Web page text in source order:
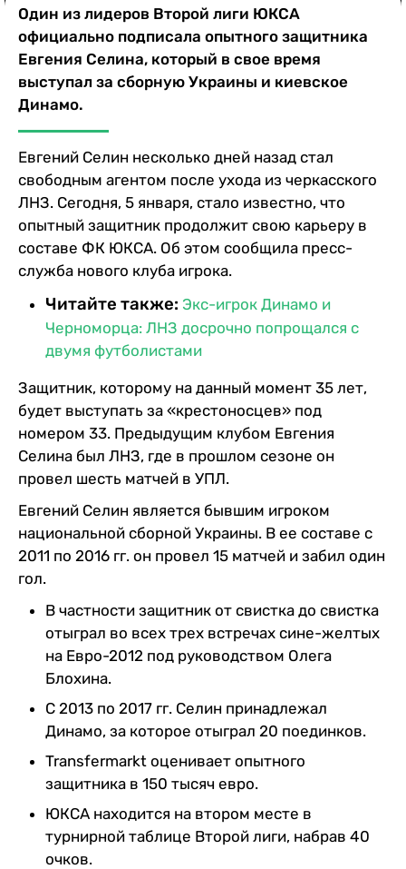
Один из лидеров Второй лиги ЮКСА
официально подписала опытного защитника
Евгения Селина, который в свое время
выступал за сборную Украины и киевское
Динамо.
Евгений Селин несколько дней назад стал
свободным агентом после ухода из черкасского
ЛНЗ. Сегодня, 5 января, стало известно, что
опытный защитник продолжит свою карьеру в
составе ФК ЮКСА. Об этом сообщила пресс-
служба нового клуба игрока.
Читайте также: Экс-игрок Динамо и
Черноморца: ЛНЗ досрочно попрощался с
двумя футболистами
Защитник, которому на данный момент 35 лет,
будет выступать за «крестоносцев» под
номером 33. Предыдущим клубом Евгения
Селина был ЛНЗ, где в прошлом сезоне он
провел шесть матчей в УПЛ.
Евгений Селин является бывшим игроком
национальной сборной Украины. В ее составе с
2011 по 2016 гг. он провел 15 матчей и забил один
гол.
В частности защитник от свистка до свистка
отыграл во всех трех встречах сине-желтых
на Евро-2012 под руководством Олега
Блохина.
С 2013 по 2017 гг. Селин принадлежал
Динамо, за которое отыграл 20 поединков.
Transfermarkt оценивает опытного
защитника в 150 тысяч евро.
ЮКСА находится на втором месте в
турнирной таблице Второй лиги, набрав 40
очков.